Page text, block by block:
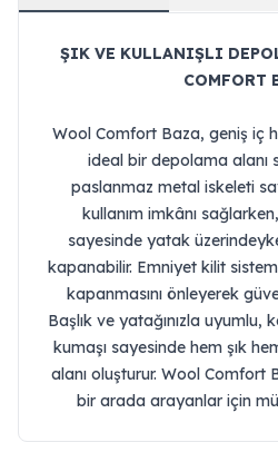
ŞIK VE KULLANIŞLI
COMFORT
Wool Comfort Baza, geniş iç
ideal bir depolama alanı
paslanmaz metal iskeleti
kullanım imkânı
sayesinde yatak
kapanabilir. Emniyet kilit
kapanmasını önleyerek
Başlık ve yatağınızla uyumlu,
kumaşı sayesinde hem şık
alanı oluşturur. Wool Comfort
bir arada arayanlar için